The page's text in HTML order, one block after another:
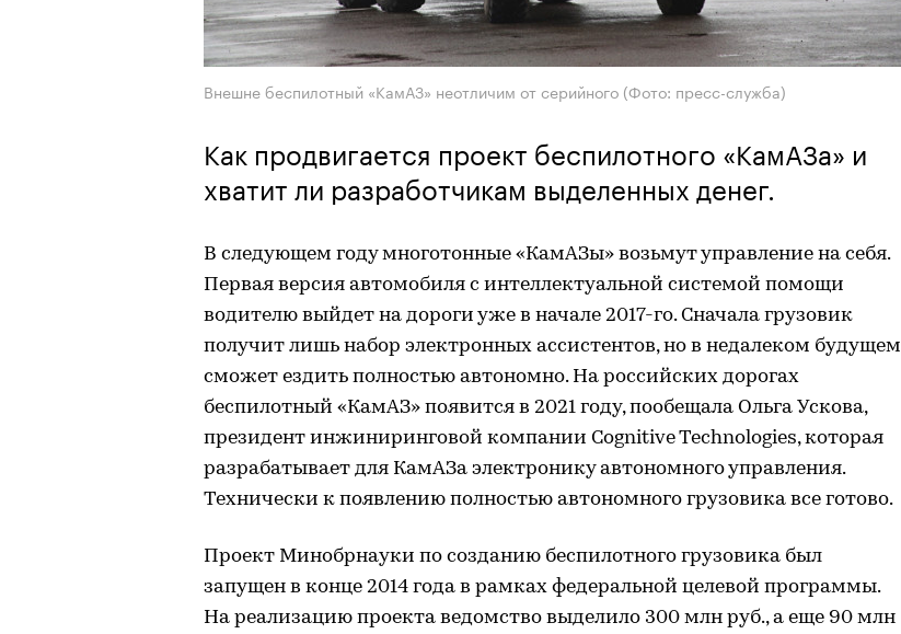
Внешне беcпилотный «КамАЗ» неотличим от серийного (Фото: пресс-служба)
Как продвигается проект беспилотного «КамАЗа» и
хватит ли разработчикам выделенных денег.
В следующем году многотонные «КамАЗы» возьмут управление на себя.
Первая версия автомобиля с интеллектуальной системой помощи
водителю выйдет на дороги уже в начале 2017-го. Сначала грузовик
получит лишь набор электронных ассистентов, но в недалеком будущем
сможет ездить полностью автономно. На российских дорогах
беспилотный «КамАЗ» появится в 2021 году, пообещала Ольга Ускова,
президент инжиниринговой компании Cognitive Technologies, которая
разрабатывает для КамАЗа электронику автономного управления.
Технически к появлению полностью автономного грузовика все готово.
Проект Минобрнауки по созданию беспилотного грузовика был
запущен в конце 2014 года в рамках федеральной целевой программы.
На реализацию проекта ведомство выделило 300 млн руб., а еще 90 млн